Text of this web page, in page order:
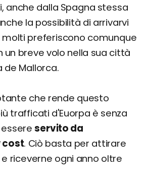
anche dalla Spagna stessa
la possibilità di arrivarvi
molti preferiscono comunque
un breve volo nella sua città
de Mallorca.
che rende questo
trafficati d'Euorpa è senza
essereservito da
cost. Ciò basta per attirare
riceverne ogni anno oltre